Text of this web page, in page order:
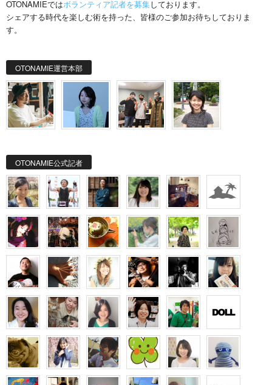
OTONAMIEではボランティア記者を募集しております。
シェアする時代を楽しむ術を持った、皆様のご参加お待ちしておりま
す。
OTONAMIE運営本部
OTONAMIE公式記者